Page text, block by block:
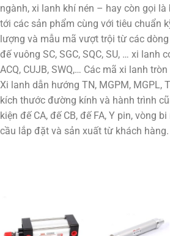
ngành, xi lanh khí nén – hay còn gọi là
tới các sản phẩm cùng với tiêu chuẩn
lượng và mẫu mã vượt trội từ các
đế vuông SC, SGC, SQC, SU, … xi lanh
ACQ, CUJB, SWQ,… Các mã xi lanh
Xi lanh dẫn hướng TN, MGPM, MGPL,
kích thước đường kính và hành trình
kiện đế CA, đế CB, đế FA, Y pin, vòng
cầu lắp đặt và sản xuất từ khách hàng.